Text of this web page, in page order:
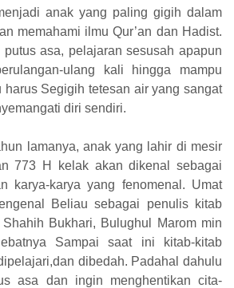
anak yang paling gigih dalam
memahami ilmu Qur’an dan Hadist.
putus asa, pelajaran sesusah apapun
ulang kali hingga mampu
harus Segigih tetesan air yang sangat
diri sendiri.
lamanya, anak yang lahir di mesir
773 H kelak akan dikenal sebagai
karya-karya yang fenomenal. Umat
Beliau sebagai penulis kitab
Bukhari, Bulughul Marom min
Sampai saat ini kitab-kitab
dibedah. Padahal dahulu
asa dan ingin menghentikan cita-